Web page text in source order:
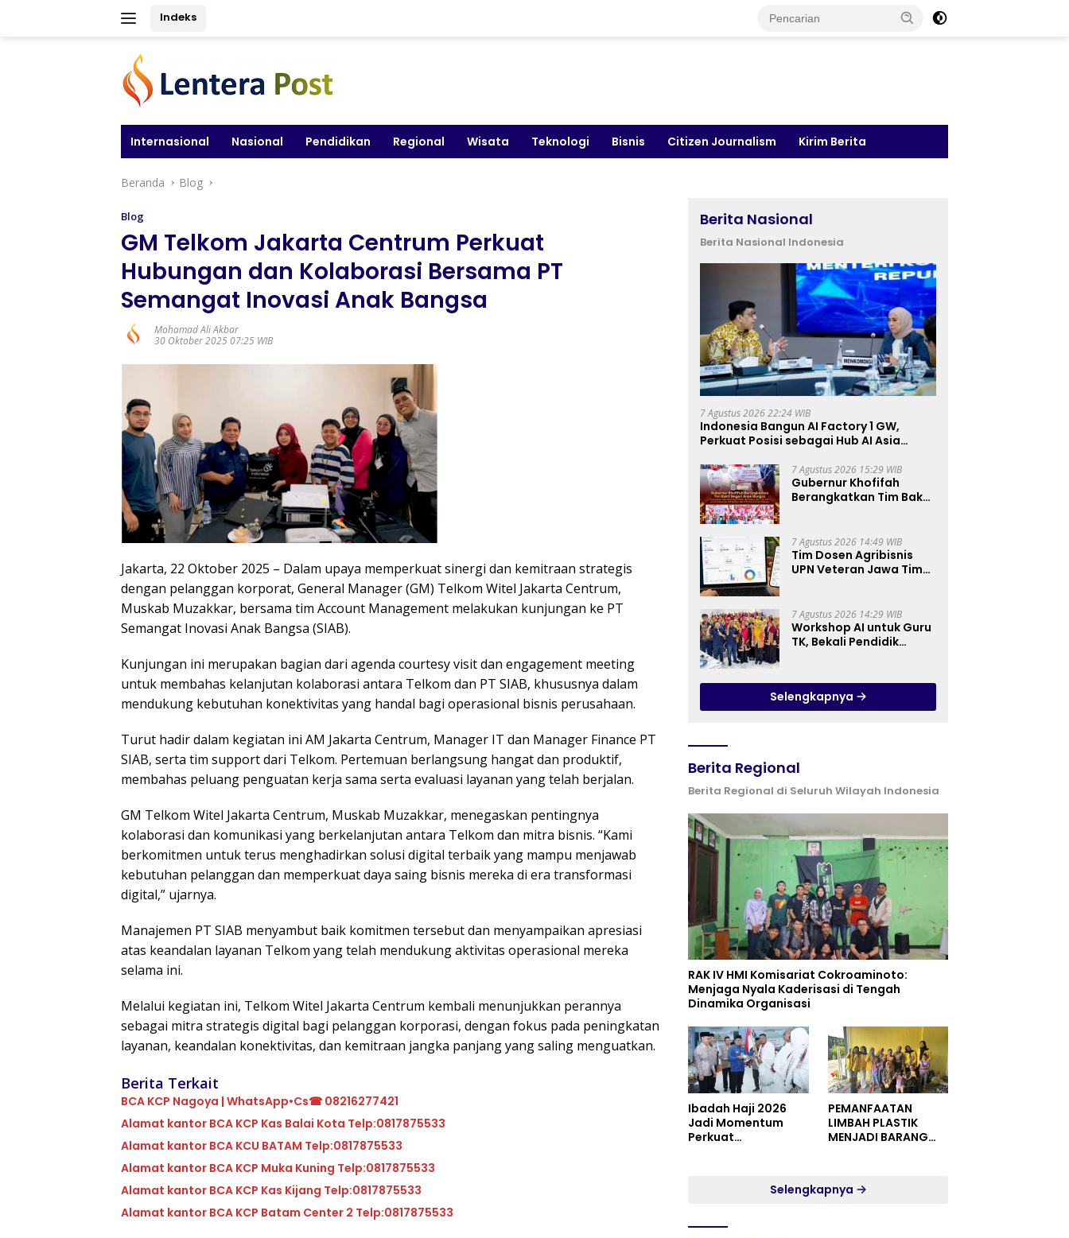
Indeks
Internasional Nasional Pendidikan Regional Wisata Teknologi Bisnis Citizen Journalism Kirim Berita
Beranda Blog
Blog
GM Telkom Jakarta Centrum Perkuat
Hubungan dan Kolaborasi Bersama PT
Semangat Inovasi Anak Bangsa
Mohamad Ali Akbar
30 Oktober 2025 07:25 WIB
Jakarta, 22 Oktober 2025 – Dalam upaya memperkuat sinergi dan kemitraan strategis
dengan pelanggan korporat, General Manager (GM) Telkom Witel Jakarta Centrum,
Muskab Muzakkar, bersama tim Account Management melakukan kunjungan ke PT
Semangat Inovasi Anak Bangsa (SIAB).
Kunjungan ini merupakan bagian dari agenda courtesy visit dan engagement meeting
untuk membahas kelanjutan kolaborasi antara Telkom dan PT SIAB, khususnya dalam
mendukung kebutuhan konektivitas yang handal bagi operasional bisnis perusahaan.
Turut hadir dalam kegiatan ini AM Jakarta Centrum, Manager IT dan Manager Finance PT
SIAB, serta tim support dari Telkom. Pertemuan berlangsung hangat dan produktif,
membahas peluang penguatan kerja sama serta evaluasi layanan yang telah berjalan.
GM Telkom Witel Jakarta Centrum, Muskab Muzakkar, menegaskan pentingnya
kolaborasi dan komunikasi yang berkelanjutan antara Telkom dan mitra bisnis. “Kami
berkomitmen untuk terus menghadirkan solusi digital terbaik yang mampu menjawab
kebutuhan pelanggan dan memperkuat daya saing bisnis mereka di era transformasi
digital,” ujarnya.
Manajemen PT SIAB menyambut baik komitmen tersebut dan menyampaikan apresiasi
atas keandalan layanan Telkom yang telah mendukung aktivitas operasional mereka
selama ini.
Melalui kegiatan ini, Telkom Witel Jakarta Centrum kembali menunjukkan perannya
sebagai mitra strategis digital bagi pelanggan korporasi, dengan fokus pada peningkatan
layanan, keandalan konektivitas, dan kemitraan jangka panjang yang saling menguatkan.
Berita Terkait
BCA KCP Nagoya | WhatsApp•Cs☎ 08216277421
Alamat kantor BCA KCP Kas Balai Kota Telp:0817875533
Alamat kantor BCA KCU BATAM Telp:0817875533
Alamat kantor BCA KCP Muka Kuning Telp:0817875533
Alamat kantor BCA KCP Kas Kijang Telp:0817875533
Alamat kantor BCA KCP Batam Center 2 Telp:0817875533
Berita Nasional
Berita Nasional Indonesia
7 Agustus 2026 22:24 WIB
Indonesia Bangun AI Factory 1 GW,
Perkuat Posisi sebagai Hub AI Asia
7 Agustus 2026 15:29 WIB
Gubernur Khofifah
Berangkatkan Tim Bakti
untuk Keluarga
Pahlawan dan Perintis
Kemerdekaan
7 Agustus 2026 14:49 WIB
Tim Dosen Agribisnis
UPN Veteran Jawa Timur
untuk Kelompok Tani
dan UMKM
7 Agustus 2026 14:29 WIB
Workshop AI untuk Guru
TK, Bekali Pendidik
Membuat Media Ajar
Selengkapnya
Berita Regional
Berita Regional di Seluruh Wilayah Indonesia
RAK IV HMI Komisariat Cokroaminoto:
Menjaga Nyala Kaderisasi di Tengah
Dinamika Organisasi
Ibadah Haji 2026
Jadi Momentum
Perkuat
PEMANFAATAN
LIMBAH PLASTIK
MENJADI BARANG
RESIDENCE
Selengkapnya